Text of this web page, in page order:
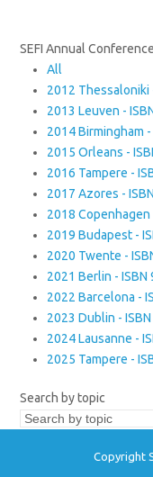
SEFI Annual
All
2012 Thessaloniki
2013 Leuven -
2014 Birmingham
2015 Orleans -
2016 Tampere -
2017 Azores -
2018
2019 Budapest -
2020 Twente -
2021 Berlin -
2022 Barcelona -
2023 Dublin -
2024 Lausanne -
2025 Tampere -
Search by topic
Copyright